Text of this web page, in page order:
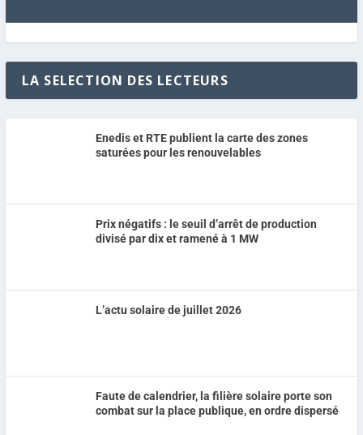
LA SELECTION DES LECTEURS
Enedis et RTE publient la carte des zones
saturées pour les renouvelables
Prix négatifs : le seuil d’arrêt de production
divisé par dix et ramené à 1 MW
L’actu solaire de juillet 2026
Faute de calendrier, la filière solaire porte son
combat sur la place publique, en ordre dispersé